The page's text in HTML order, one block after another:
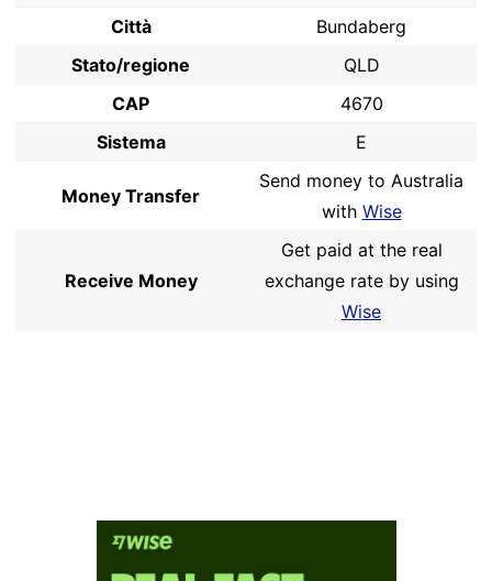
Città
Bundaberg
Stato/regione
QLD
CAP
4670
Sistema
E
Money Transfer
Send money to Australia
with Wise
Receive Money
Get paid at the real
exchange rate by using
Wise